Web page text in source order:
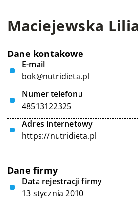
Maciejewska
Dane kontakowe
E-mail
bok@nutridieta.pl
Numer telefonu
48513122325
Adres internetowy
https://nutridieta.pl
Dane firmy
Data rejestracji firmy
13 stycznia 2010